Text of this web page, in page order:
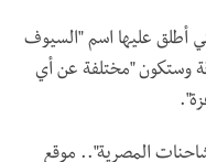
أطلق عليها اسم "السيوف
وستكون "مختلفة عن أي
المصرية".. موقع